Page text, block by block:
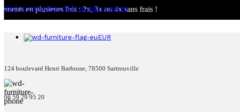
Skip to navigationSkip to main content
EUR
124 boulevard Henri Barbusse, 78500 Sartrouville
06 59 29 95 20
fois : 2x, 3x ou 4x sans frais !